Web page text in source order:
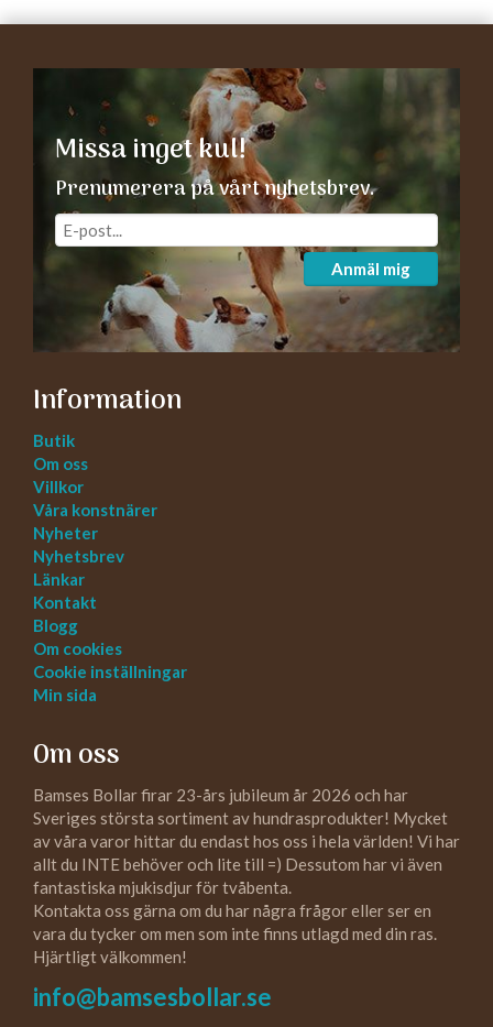
Missa inget kul!
Prenumerera på vårt nyhetsbrev.
Anmäl mig
Information
Butik
Om oss
Villkor
Våra konstnärer
Nyheter
Nyhetsbrev
Länkar
Kontakt
Blogg
Om cookies
Cookie inställningar
Min sida
Om oss
Bamses Bollar firar 23-års jubileum år 2026 och har
Sveriges största sortiment av hundrasprodukter! Mycket
av våra varor hittar du endast hos oss i hela världen! Vi har
allt du INTE behöver och lite till =) Dessutom har vi även
fantastiska mjukisdjur för tvåbenta.
Kontakta oss gärna om du har några frågor eller ser en
vara du tycker om men som inte finns utlagd med din ras.
Hjärtligt välkommen!
info@bamsesbollar.se